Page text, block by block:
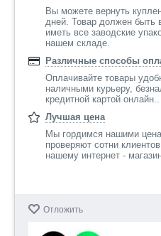
Вы можете вернуть
дней. Товар должен быть
иметь все заводские
нашем складе.
Различные способы
Оплачивайте товары
наличными курьеру,
кредитной картой онлайн..
Лучшая цена
Мы гордимся нашими
проверяют сотни
нашему интернет -
Отложить